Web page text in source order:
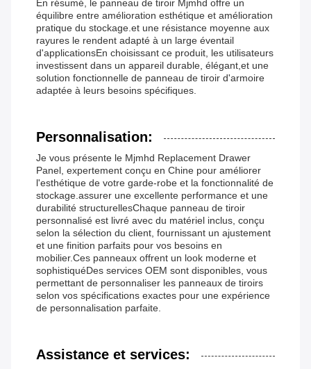
En résumé, le panneau de tiroir Mjmhd offre un
équilibre entre amélioration esthétique et amélioration
pratique du stockage.et une résistance moyenne aux
rayures le rendent adapté à un large éventail
d'applicationsEn choisissant ce produit, les utilisateurs
investissent dans un appareil durable, élégant,et une
solution fonctionnelle de panneau de tiroir d'armoire
adaptée à leurs besoins spécifiques.
Personnalisation:
Je vous présente le Mjmhd Replacement Drawer
Panel, expertement conçu en Chine pour améliorer
l'esthétique de votre garde-robe et la fonctionnalité de
stockage.assurer une excellente performance et une
durabilité structurellesChaque panneau de tiroir
personnalisé est livré avec du matériel inclus, conçu
selon la sélection du client, fournissant un ajustement
et une finition parfaits pour vos besoins en
mobilier.Ces panneaux offrent un look moderne et
sophistiquéDes services OEM sont disponibles, vous
permettant de personnaliser les panneaux de tiroirs
selon vos spécifications exactes pour une expérience
de personnalisation parfaite.
Assistance et services: